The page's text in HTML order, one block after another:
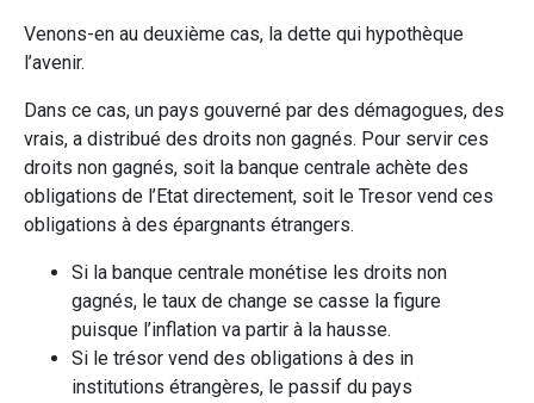
Venons-en au deuxième cas, la dette qui hypothèque
l’avenir.
Dans ce cas, un pays gouverné par des démagogues, des
vrais, a distribué des droits non gagnés. Pour servir ces
droits non gagnés, soit la banque centrale achète des
obligations de l’Etat directement, soit le Tresor vend ces
obligations à des épargnants étrangers.
Si la banque centrale monétise les droits non
gagnés, le taux de change se casse la figure
puisque l’inflation va partir à la hausse.
Si le trésor vend des obligations à des in
institutions étrangères, le passif du pays